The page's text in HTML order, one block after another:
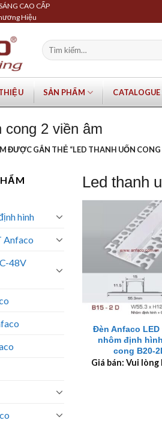
CAO CẤP
Hiệu
Tìm
kiếm:
SẢN PHẨM
cong 2 viền âm
ĐƯỢC GẮN THẺ “LED THANH UỐN CONG
hình
Anfaco
48V
Led thanh
+
Đèn Anfaco LED
nhôm định
cong B20-
Giá bán: Vui lòng